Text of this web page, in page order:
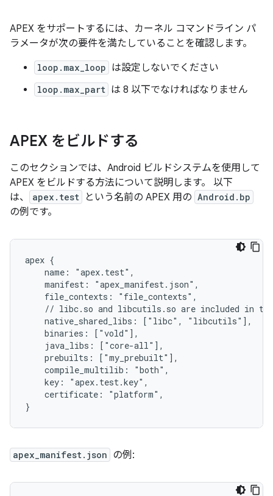
APEX をサポートするには、カーネル コマンドライン パ
ラメータが次の要件を満たしていることを確認します。
loop.max_loop は設定しないでください
loop.max_part は 8 以下でなければなりません
APEX をビルドする
このセクションでは、Android ビルドシステムを使用して
APEX をビルドする方法について説明します。 以下
は、
apex.test という名前の APEX 用の Android.bp
の例です。
apex {
    name: "apex.test",
    manifest: "apex_manifest.json",
    file_contexts: "file_contexts",
// libc.so and libcutils.so are included in
    native_shared_libs: ["libc", "libcutils"],
    binaries: ["vold"],
    java_libs: ["core-all"],
    prebuilts: ["my_prebuilt"],
    compile_multilib: "both",
    key: "apex.test.key",
    certificate: "platform",
apex_manifest.json の例: